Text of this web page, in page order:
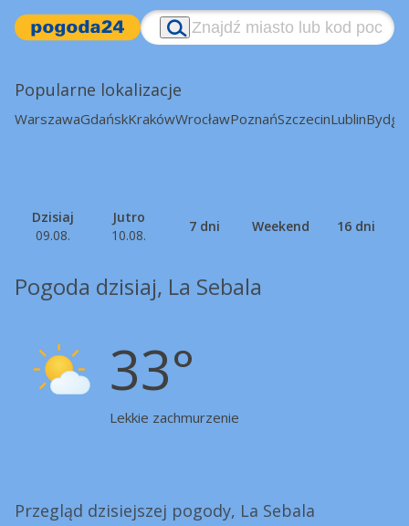
Popularne lokalizacje
WarszawaGdańskKrakówWrocławPoznańSzczecinLublin
Dzisiaj
09.08.
Jutro
10.08.
7 dni Weekend 16 dni
Pogoda dzisiaj, La Sebala
33°
Lekkie zachmurzenie
Przegląd dzisiejszej pogody, La Sebala